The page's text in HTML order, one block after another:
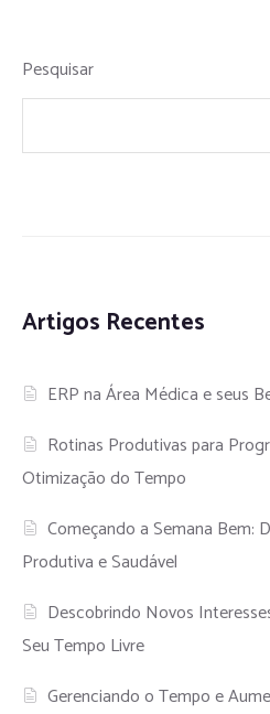
Pesquisar
Artigos Recentes
ERP na Área Médica e seus
Rotinas Produtivas para
Otimização do Tempo
Começando a Semana Bem:
Produtiva e Saudável
Descobrindo Novos
Seu Tempo Livre
Gerenciando o Tempo e